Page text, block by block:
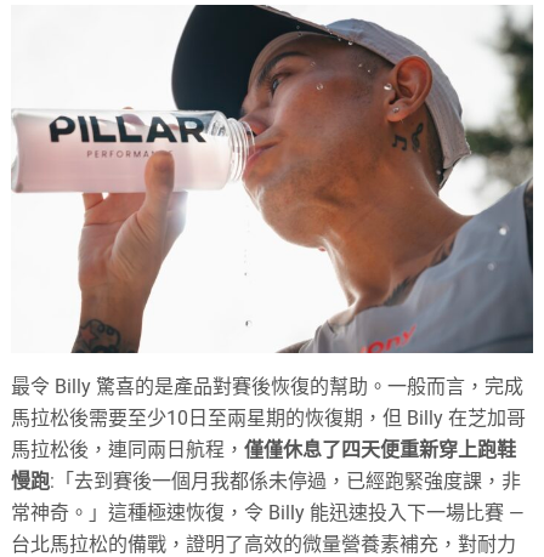
最令 Billy 驚喜的是產品對賽後恢復的幫助。一般而言，完成
馬拉松後需要至少10日至兩星期的恢復期，但 Billy 在芝加哥
馬拉松後，連同兩日航程，僅僅休息了四天便重新穿上跑鞋
慢跑:「去到賽後一個月我都係未停過，已經跑緊強度課，非
常神奇。」這種極速恢復，令 Billy 能迅速投入下一場比賽 —
台北馬拉松的備戰，證明了高效的微量營養素補充，對耐力